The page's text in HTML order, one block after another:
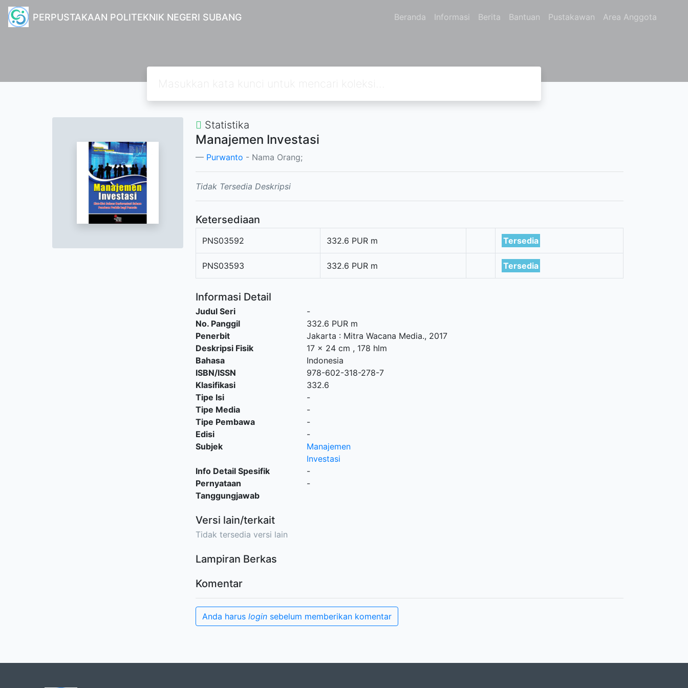
PERPUSTAKAAN POLITEKNIK NEGERI SUBANG Beranda Informasi Berita Bantuan Pustakawan Area Anggota
Statistika
Manajemen Investasi
Purwanto - Nama Orang;
Tidak Tersedia Deskripsi
Ketersediaan
PNS03592 332.6 PUR m Tersedia
PNS03593 332.6 PUR m Tersedia
Informasi Detail
Judul Seri
-
No. Panggil
332.6 PUR m
Penerbit
Jakarta : Mitra Wacana Media., 2017
Deskripsi Fisik
17 x 24 cm , 178 hlm
Bahasa
Indonesia
ISBN/ISSN
978-602-318-278-7
Klasifikasi
332.6
Tipe Isi
-
Tipe Media
-
Tipe Pembawa
-
Edisi
-
Subjek
Manajemen
Investasi
Info Detail Spesifik
-
Pernyataan
Tanggungjawab
-
Versi lain/terkait
Tidak tersedia versi lain
Lampiran Berkas
Komentar
Anda harus login sebelum memberikan komentar